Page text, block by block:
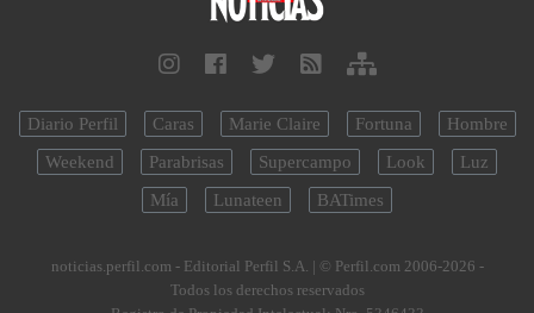
Diario Perfil Caras Marie Claire Fortuna
Hombre
Weekend
Parabrisas Supercampo Look
Luz
Mía
Lunateen BATimes
noticias.perfil.com - Editorial Perfil S.A. | © Perfil.com 2006-2026 -
Todos los derechos reservados